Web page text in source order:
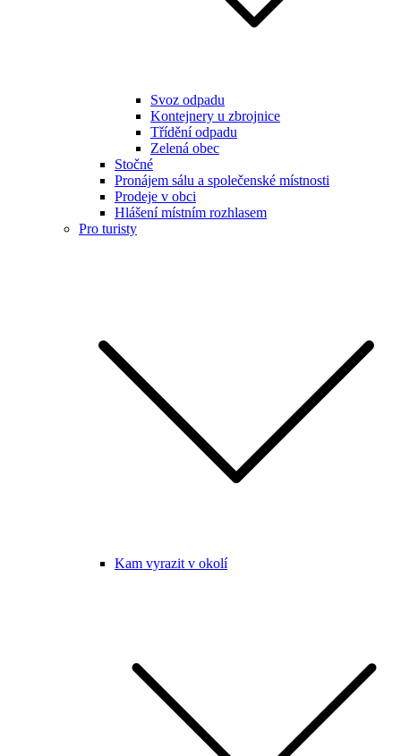
Svoz odpadu
Kontejnery u zbrojnice
Třídění odpadu
Zelená obec
Stočné
Pronájem sálu a společenské místnosti
Prodeje v obci
Hlášení místním rozhlasem
Pro turisty
Kam vyrazit v okolí